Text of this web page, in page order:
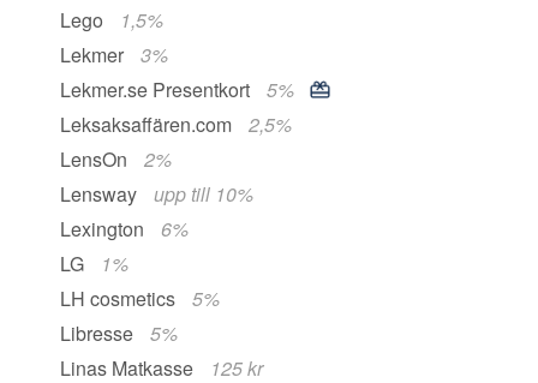
Lego
1,5%
Lekmer
3%
Lekmer.se Presentkort
5%
Leksaksaffären.com
2,5%
LensOn
2%
Lensway
upp till 10%
Lexington
6%
LG
1%
LH cosmetics
5%
Libresse
5%
Linas Matkasse
125 kr